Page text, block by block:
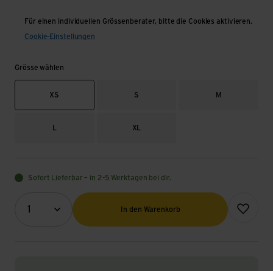
Für einen individuellen Grössenberater, bitte die Cookies aktivieren.
Cookie-Einstellungen
Grösse wählen
XS S M
XL
Sofort Lieferbar – in 2-5 Werktagen bei dir.
1
Menge (Optional)
In den Warenkorb
Zur